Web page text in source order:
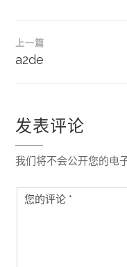
文
章
航
上一篇
a2de
发表评论
我们将不会公开您的电